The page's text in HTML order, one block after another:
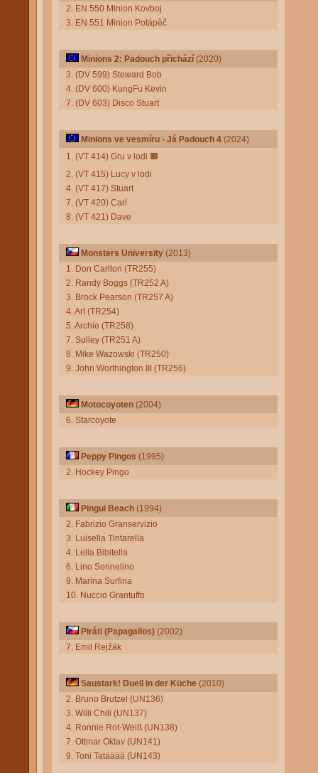
2. EN 550 Minion Kovboj
3. EN 551 Minion Potápěč
Minions 2: Padouch přichází (2020)
3. (DV 599) Steward Bob
4. (DV 600) KungFu Kevin
7. (DV 603) Disco Stuart
Minions ve vesmíru - Já Padouch 4 (2024)
1. (VT 414) Gru v lodi 🟫
2. (VT 415) Lucy v lodi
4. (VT 417) Stuart
7. (VT 420) Carl
8. (VT 421) Dave
Monsters University (2013)
1. Don Carlton (TR255)
2. Randy Boggs (TR252 A)
3. Brock Pearson (TR257 A)
4. Art (TR254)
5. Archie (TR258)
7. Sulley (TR251 A)
8. Mike Wazowski (TR250)
9. John Worthington III (TR256)
Motocoyoten (2004)
6. Starcoyote
Peppy Pingos (1995)
2. Hockey Pingo
Pingui Beach (1994)
2. Fabrizio Granservizio
3. Luisella Tintarella
4. Lella Bibitella
6. Lino Sonnelino
9. Marina Surfina
10. Nuccio Grantuffo
Piráti (Papagallos) (2002)
7. Emil Rejžák
Saustark! Duell in der Küche (2010)
2. Bruno Brutzel (UN136)
3. Willi Chili (UN137)
4. Ronnie Rot-Weiß (UN138)
7. Ottmar Oktav (UN141)
9. Toni Tatääää (UN143)